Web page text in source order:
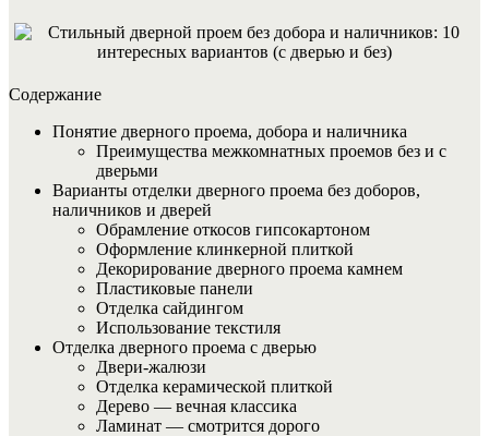
Содержание
Понятие дверного проема, добора и наличника
Преимущества межкомнатных проемов без и с
дверьми
Варианты отделки дверного проема без доборов,
наличников и дверей
Обрамление откосов гипсокартоном
Оформление клинкерной плиткой
Декорирование дверного проема камнем
Пластиковые панели
Отделка сайдингом
Использование текстиля
Отделка дверного проема с дверью
Двери-жалюзи
Отделка керамической плиткой
Дерево — вечная классика
Ламинат — смотрится дорого